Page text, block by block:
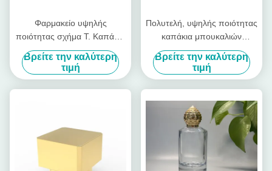
Φαρμακείο υψηλής
ποιότητας σχήμα Τ. Καπάκια
μπουκαλιών αρωμάτων Ζινκ
κράμα Καπάκια αρωμάτων
Βρείτε την καλύτερη
τιμή
Πολυτελή, υψηλής ποιότητας
καπάκια μπουκαλιών
αρωμάτων σε σχήμα κλειδιού
από Zamac, γυαλιστερά
καπάκια αρωμάτων από
κράμα ψευδαργύρου
Βρείτε την καλύτερη
τιμή